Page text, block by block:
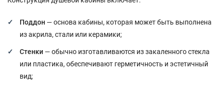
Поддон — основа кабины, которая может быть выполнена
из акрила, стали или керамики;
Стенки — обычно изготавливаются из закаленного стекла
или пластика, обеспечивают герметичность и эстетичный
вид;